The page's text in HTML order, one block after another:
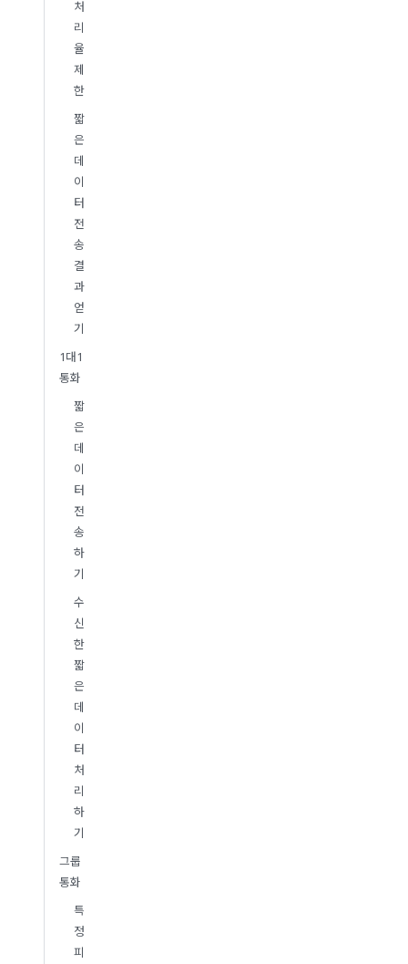
처
리
율
제
한
짧
은
데
이
터
전
송
결
과
얻
기
1대1
통화
짧
은
데
이
터
전
송
하
기
수
신
한
짧
은
데
이
터
처
리
하
기
그룹
통화
특
정
피